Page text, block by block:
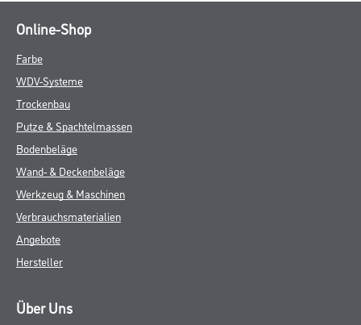
Online-Shop
Farbe
WDV-Systeme
Trockenbau
Putze & Spachtelmassen
Bodenbeläge
Wand- & Deckenbeläge
Werkzeug & Maschinen
Verbrauchsmaterialien
Angebote
Hersteller
Über Uns